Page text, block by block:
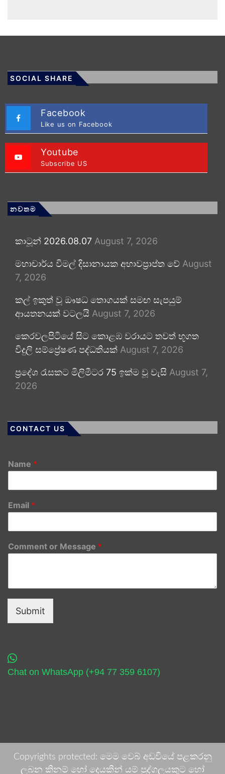
SOCIAL SHARE
Facebook
Like us on Facebook
Youtube
Subscribe US
නවතම
කාටූන් 2026.08.07 August 7, 2026
මහාචාර්ය විමල් දිසානායක අභාවප්‍රාප්ත වේ August
7, 2026
කල් ඉකුත් වූ ඖෂධ තොගයක් සමඟ සැපයුම්
ආයතනයක් වටලයි August 7, 2026
කෙරවලපිටියේ සිට කොළඹ වරායට තවත් භූගත
විදුලි සම්ප්‍රේෂණ පද්ධතියක් August 7, 2026
ප්‍රදේශ රැසකට මිලිමීටර 75 ඉක්ම වූ වැසි August 7,
2026
CONTACT US
Name *
Email *
Comment or Message *
Submit
Chat on WhatsApp (+94 77 359 6107)
Copyrights protected: මෙම වෙබ් අඩවියේ පළකරනු
ලබන කිනම් හෝ දෙයකින් යම් පුද්ගලයකුට හෝ